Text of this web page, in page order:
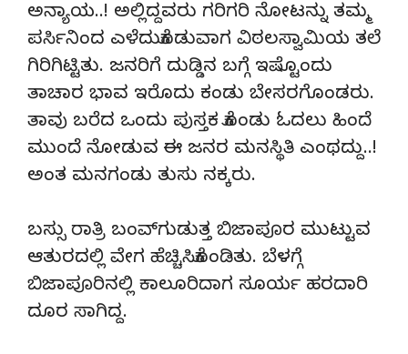
ಅನ್ಯಾಯ..! ಅಲ್ಲಿದ್ದವರು ಗರಿಗರಿ ನೋಟನ್ನು ತಮ್ಮ
ಪರ್ಸಿನಿಂದ ಎಳೆದುಕೊಡುವಾಗ ವಿಠಲಸ್ವಾಮಿಯ ತಲೆ
ಗಿರಿಗಿಟ್ಟಿತು. ಜನರಿಗೆ ದುಡ್ಡಿನ ಬಗ್ಗೆ ಇಷ್ಟೊಂದು
ತಾಚಾರ ಭಾವ ಇರೊದು ಕಂಡು ಬೇಸರಗೊಂಡರು.
ತಾವು ಬರೆದ ಒಂದು ಪುಸ್ತಕ ಕೊಂಡು ಓದಲು ಹಿಂದೆ
ಮುಂದೆ ನೋಡುವ ಈ ಜನರ ಮನಸ್ಥಿತಿ ಎಂಥದ್ದು..!
ಅಂತ ಮನಗಂಡು ತುಸು ನಕ್ಕರು.
ಬಸ್ಸು ರಾತ್ರಿ ಬಂವ್‍ಗುಡುತ್ತ ಬಿಜಾಪೂರ ಮುಟ್ಟುವ
ಆತುರದಲ್ಲಿ ವೇಗ ಹೆಚ್ಚಿಸಿಕೊಂಡಿತು. ಬೆಳಗ್ಗೆ
ಬಿಜಾಪೂರಿನಲ್ಲಿ ಕಾಲೂರಿದಾಗ ಸೂರ್ಯ ಹರದಾರಿ
ದೂರ ಸಾಗಿದ್ದ.